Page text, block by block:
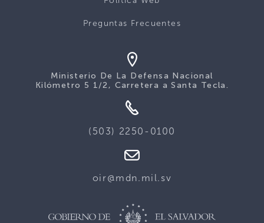
Preguntas Frecuentes
Ministerio De La Defensa Nacional
Kilómetro 5 1/2, Carretera a Santa Tecla.
(503) 2250-0100
oir@mdn.mil.sv